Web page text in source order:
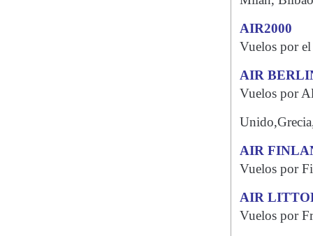
AIR2000
Vuelos por
AIR
Vuelos por
AIR
Vuelos por
AIR
Vuelos por